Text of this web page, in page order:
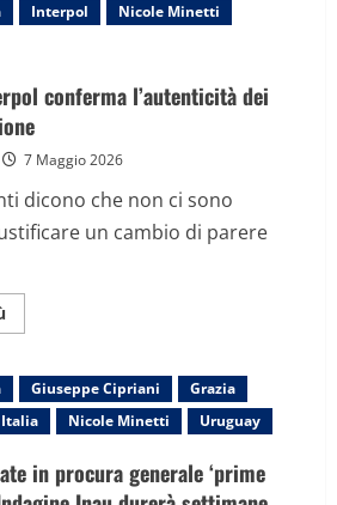
Interpol
Nicole Minetti
conferma l’autenticità dei
7 Maggio 2026
dicono che non ci sono
un cambio di parere
informazioni
Minetti,
l’Interpol
conferma
l’autenticità
documenti
di
adozione
Giuseppe Cipriani
Grazia
Italia Nicole Minetti Uruguay
in procura generale ‘prime